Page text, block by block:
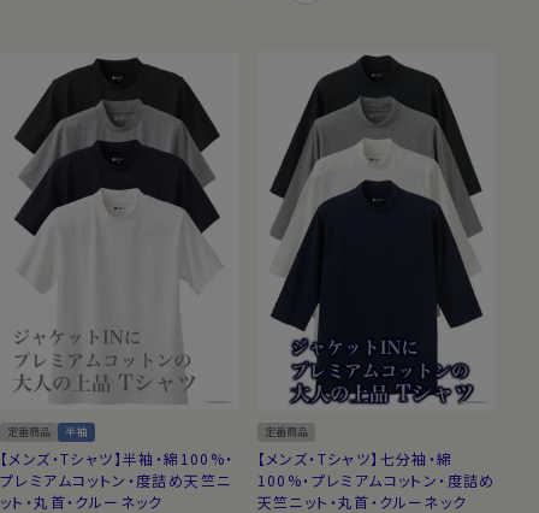
定番商品 半袖
【メンズ・Tシャツ】半袖・綿100%・
プレミアムコットン・度詰め天竺ニ
ット・丸首・クルーネック
定番商品
【メンズ・Tシャツ】七分袖・綿
100%・プレミアムコットン・度詰め
天竺ニット・丸首・クルーネック